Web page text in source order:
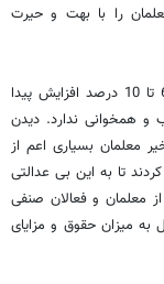
را با بهت و حیرت
او ادامه داد: بر اساس این احکام حقوق معلمان بین 6 تا 10 درصد افزایش پیدا
و همخوانی ندارد. دیدن
معلمان بسیاری اعم از
تا به این بی عدالتی
معلمان و فعالان صنفی
به میزان حقوق و مزایای